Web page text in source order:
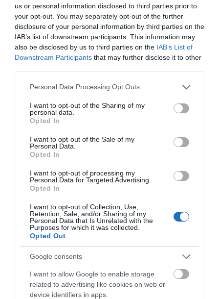
us or personal information disclosed to third parties prior to
your opt-out. You may separately opt-out of the further
disclosure of your personal information by third parties on the
IAB’s list of downstream participants. This information may
also be disclosed by us to third parties on the IAB’s List of
Downstream Participants that may further disclose it to other
Please note that this website/app uses one or more Google
not limited to your visit or usage behaviour. You may click to
grant or deny consent to Google and its third-party tags to
use your data for below specified purposes in below Google
consent section.
Personal Data Processing Opt Outs
I want to opt-out of the Sharing of my
personal data.
Opted In
I want to opt-out of the Sale of my
Personal Data.
Opted In
I want to opt-out of processing my
Personal Data for Targeted Advertising.
Opted In
I want to opt-out of Collection, Use,
Retention, Sale, and/or Sharing of my
Personal Data that Is Unrelated with the
Purposes for which it was collected.
Opted Out
Google consents
I want to allow Google to enable storage
related to advertising like cookies on web or
device identifiers in apps.
Προτεινόμενα άρθρα
Γιατί οι Τούρκοι συρρέουν στα ελληνικά νησιά
Μαντζαβελάκη & Καΐρειος Βιβλιοθήκη
ΦΕΣΤΙΒΑΛ ΑΝΔΡΟΥ: Ένα βαθυστόχαστο έργο του
Η νεολαία της Άνδρου είναι εδώ. Χρειάζεται όμως
ευκαιρίες για να φανεί.
ΡΑΦΗΝΑ – ΘΕΟΥΤΑ σημειώσατε…